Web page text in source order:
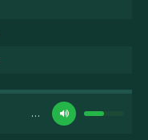
…